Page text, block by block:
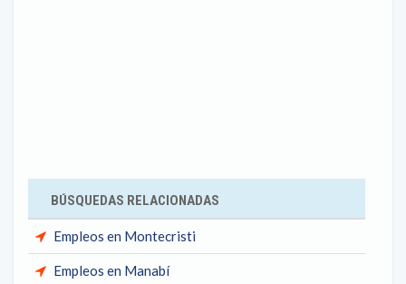
BÚSQUEDAS RELACIONADAS
Empleos en Montecristi
Empleos en Manabí